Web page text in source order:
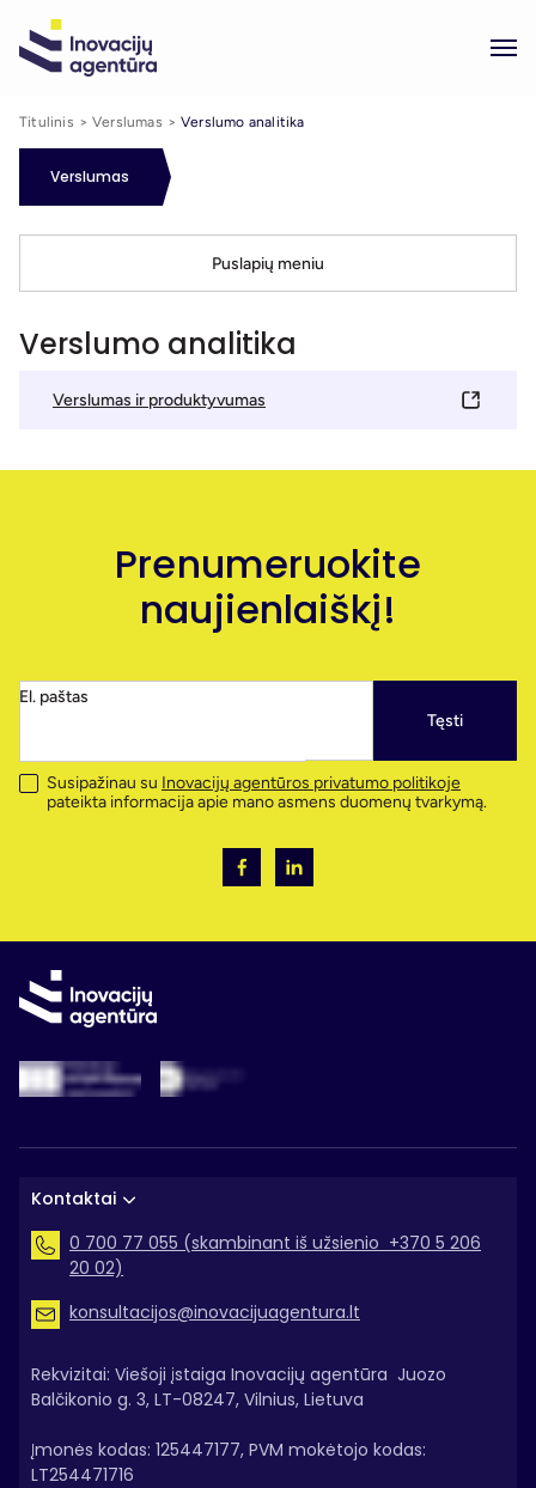
Titulinis Verslumas Verslumo analitika
Verslumas
Puslapių meniu
Verslumo analitika
Verslumas ir produktyvumas
Prenumeruokite
naujienlaiškį!
El. paštas
Tęsti
Susipažinau su Inovacijų agentūros privatumo politikoje
pateikta informacija apie mano asmens duomenų tvarkymą.
Kontaktai
0 700 77 055 (skambinant iš užsienio +370 5 206
20 02)
konsultacijos@inovacijuagentura.lt
Rekvizitai: Viešoji įstaiga Inovacijų agentūra Juozo
Balčikonio g. 3, LT-08247, Vilnius, Lietuva
Įmonės kodas: 125447177, PVM mokėtojo kodas:
LT254471716